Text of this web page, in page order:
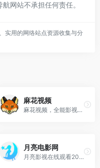
网站不承担任何责任。
实用的网络站点资源收集与分
麻花视频
麻花视频，全能影视，麻花视频，平民影院，热门电影，热门电视剧，综艺，动漫等免费观看
月亮电影网
月亮影视在线观看2021最新电影、电视剧、动漫、综艺